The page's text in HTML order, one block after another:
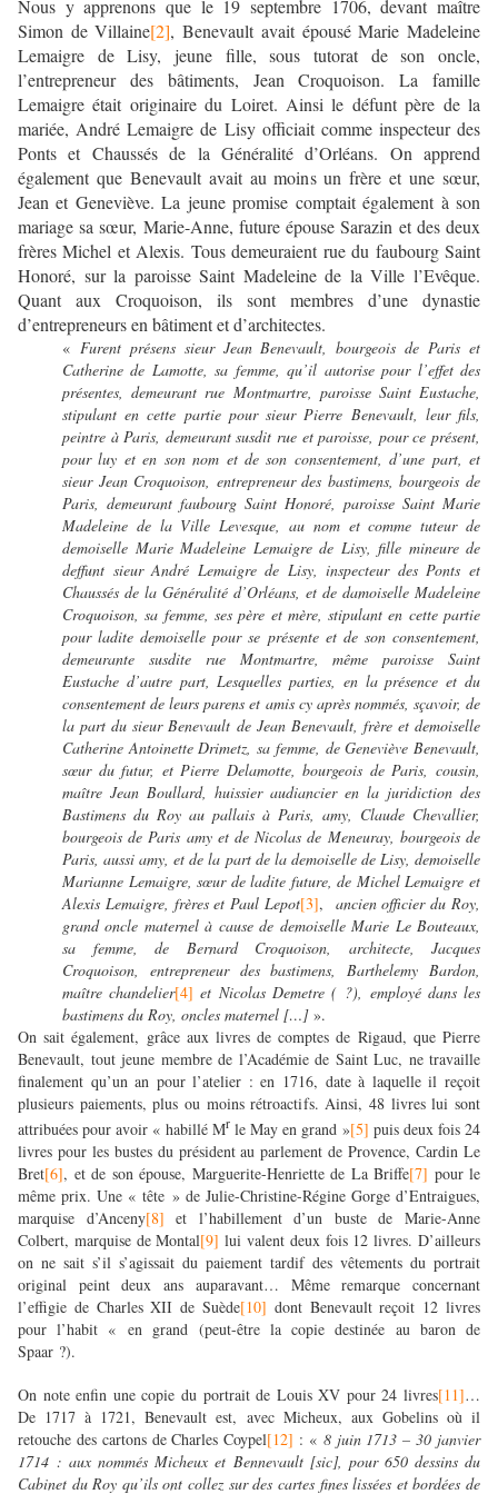
Nous y apprenons que le 19 septembre 1706, devant maître
Simon de Villaine[2], Benevault avait épousé Marie Madeleine
Lemaigre de Lisy, jeune fille, sous tutorat de son oncle,
l’entrepreneur des bâtiments, Jean Croquoison. La famille
Lemaigre était originaire du Loiret. Ainsi le défunt père de la
mariée, André Lemaigre de Lisy officiait comme inspecteur des
Ponts et Chaussés de la Généralité d’Orléans. On apprend
également que Benevault avait au moins un frère et une sœur,
Jean et Geneviève. La jeune promise comptait également à son
mariage sa sœur, Marie-Anne, future épouse Sarazin et des deux
frères Michel et Alexis. Tous demeuraient rue du faubourg Saint
Honoré, sur la paroisse Saint Madeleine de la Ville l’Evêque.
Quant aux Croquoison, ils sont membres d’une dynastie
d’entrepreneurs en bâtiment et d’architectes.
« Furent présens sieur Jean Benevault, bourgeois de Paris et
Catherine de Lamotte, sa femme, qu’il autorise pour l’effet des
présentes, demeurant rue Montmartre, paroisse Saint Eustache,
stipulant en cette partie pour sieur Pierre Benevault, leur fils,
peintre à Paris, demeurant susdit rue et paroisse, pour ce présent,
pour luy et en son nom et de son consentement, d’une part, et
sieur Jean Croquoison, entrepreneur des bastimens, bourgeois de
Paris, demeurant faubourg Saint Honoré, paroisse Saint Marie
Madeleine de la Ville Levesque, au nom et comme tuteur de
demoiselle Marie Madeleine Lemaigre de Lisy, fille mineure de
deffunt sieur André Lemaigre de Lisy, inspecteur des Ponts et
Chaussés de la Généralité d’Orléans, et de damoiselle Madeleine
Croquoison, sa femme, ses père et mère, stipulant en cette partie
pour ladite demoiselle pour se présente et de son consentement,
demeurante susdite rue Montmartre, même paroisse Saint
Eustache d’autre part, Lesquelles parties, en la présence et du
consentement de leurs parens et amis cy après nommés, sçavoir, de
la part du sieur Benevault de Jean Benevault, frère et demoiselle
Catherine Antoinette Drimetz, sa femme, de Geneviève Benevault,
sœur du futur, et Pierre Delamotte, bourgeois de Paris, cousin,
maître Jean Boullard, huissier audiancier en la juridiction des
Bastimens du Roy au pallais à Paris, amy, Claude Chevallier,
bourgeois de Paris amy et de Nicolas de Meneuray, bourgeois de
Paris, aussi amy, et de la part de la demoiselle de Lisy, demoiselle
Marianne Lemaigre, sœur de ladite future, de Michel Lemaigre et
Alexis Lemaigre, frères et Paul Lepot[3],
ancien officier du Roy,
grand oncle maternel à cause de demoiselle Marie Le Bouteaux,
sa femme, de Bernard Croquoison, architecte, Jacques
Croquoison, entrepreneur des bastimens, Barthelemy Bardon,
maître chandelier[4] et Nicolas Demetre ( ?), employé dans les
bastimens du Roy, oncles maternel […]».
On sait également, grâce aux livres de comptes de Rigaud, que Pierre
Benevault, tout jeune membre de l’Académie de Saint Luc, ne travaille
finalement qu’un an pour l’atelier : en 1716, date à laquelle il reçoit
plusieurs paiements, plus ou moins rétroactifs. Ainsi, 48 livres lui sont
attribuées pour avoir « habillé Mr le May en grand »[5] puis deux fois 24
livres pour les bustes du président au parlement de Provence, Cardin Le
Bret[6], et de son épouse, Marguerite-Henriette de La Briffe[7] pour le
même prix. Une « tête » de Julie-Christine-Régine Gorge d’Entraigues,
marquise d’Anceny[8] et l’habillement d’un buste de Marie-Anne
Colbert, marquise de Montal[9] lui valent deux fois 12 livres. D’ailleurs
on ne sait s’il s’agissait du paiement tardif des vêtements du portrait
original peint deux ans auparavant… Même remarque concernant
l’effigie de Charles XII de Suède[10] dont Benevault reçoit 12 livres
pour l’habit « en grand (peut-être la copie destinée au baron de
Spaar ?).
On note enfin une copie du portrait de Louis XV pour 24 livres[11]…
De 1717 à 1721, Benevault est, avec Micheux, aux Gobelins où il
retouche des cartons de Charles Coypel[12] : « 8 juin 1713 – 30 janvier
1714 : aux nommés Micheux et Bennevault [sic], pour 650 dessins du
Cabinet du Roy qu’ils ont collez sur des cartes fines lissées et bordées de